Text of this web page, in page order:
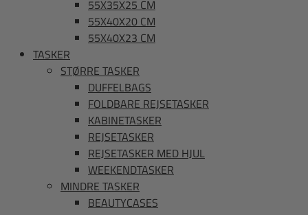
55X35X25 CM
55X40X20 CM
55X40X23 CM
TASKER
STØRRE TASKER
DUFFELBAGS
FOLDBARE REJSETASKER
KABINETASKER
REJSETASKER
REJSETASKER MED HJUL
WEEKENDTASKER
MINDRE TASKER
BEAUTYCASES